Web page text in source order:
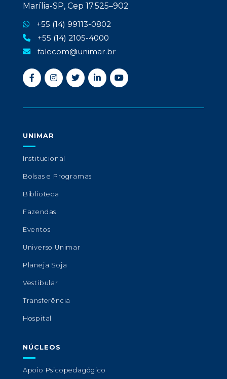
Marília-SP, Cep 17.525–902
+55 (14) 99113-0802
+55 (14) 2105-4000
falecom@unimar.br
UNIMAR
Institucional
Bolsas e Programas
Biblioteca
Fazendas
Eventos
Universo Unimar
Planeja Soja
Vestibular
Transferência
Hospital
NÚCLEOS
Apoio Psicopedagógico